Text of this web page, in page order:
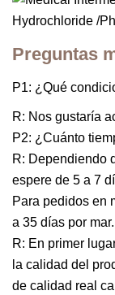
Preguntas
P1: ¿Qué
R: Nos gustaría
P2: ¿Cuánto
R: Dependiendo
espere de 5 a 7
Para pedidos en
a 35 días por
R: En primer
la calidad del
de calidad real